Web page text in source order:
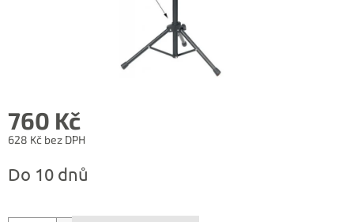
760 Kč
628 Kč bez DPH
cena:
Do 10 dnů